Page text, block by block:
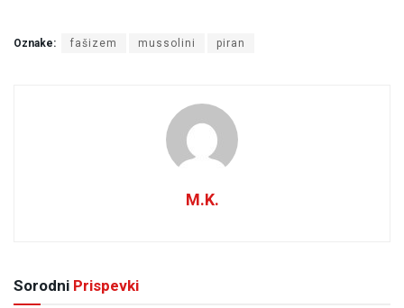
Oznake: fašizem mussolini piran
M.K.
Sorodni Prispevki